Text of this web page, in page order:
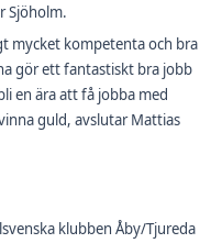
Sjöholm.
mycket kompetenta och bra
gör ett fantastiskt bra jobb
en ära att få jobba med
guld, avslutar Mattias
klubben Åby/Tjureda